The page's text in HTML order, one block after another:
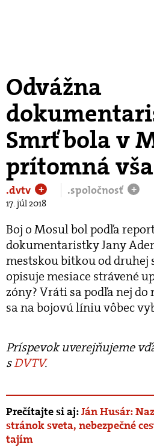
Odvážna
Smrť bola v
prítomná
.dvtv + .spoločnosť +
17. júl 2018
Boj o Mosul bol podľa
dokumentaristky Jany
mestskou bitkou od druhej
opisuje mesiace strávené
zóny? Vráti sa podľa nej do
sa na bojovú líniu vôbec
Príspevok uverejňujeme
sDVTV.
Prečítajte si aj:Ján Husár:
stránok sveta, nebezpečné
tajím​